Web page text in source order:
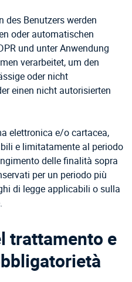
des Benutzers werden
oder automatischen
und unter Anwendung
verarbeitet, um den
oder nicht
einen nicht autorisierten
elettronica e/o cartacea,
e limitatamente al periodo
delle finalità sopra
per un periodo più
di legge applicabili o sulla
trattamento e